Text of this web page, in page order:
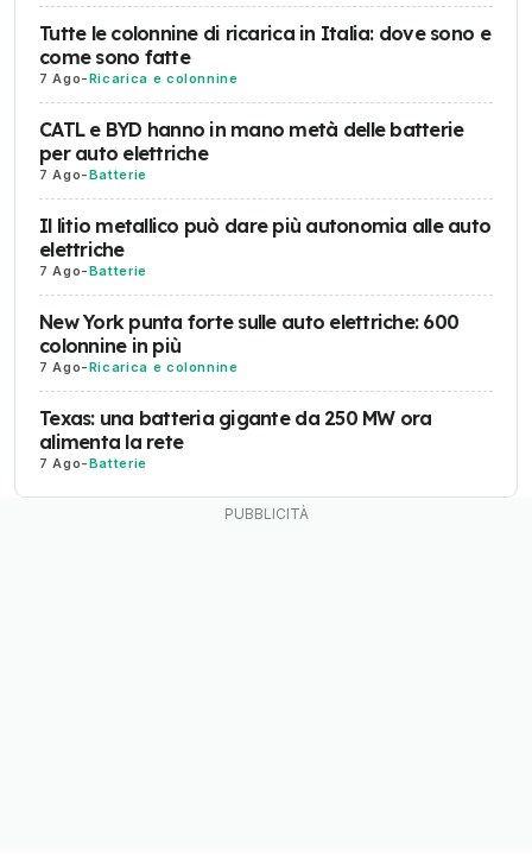
Tutte le colonnine di ricarica in Italia: dove sono e
come sono fatte
7 Ago-Ricarica e colonnine
CATL e BYD hanno in mano metà delle batterie
per auto elettriche
7 Ago-Batterie
Il litio metallico può dare più autonomia alle auto
elettriche
7 Ago-Batterie
New York punta forte sulle auto elettriche: 600
colonnine in più
7 Ago-Ricarica e colonnine
Texas: una batteria gigante da 250 MW ora
alimenta la rete
7 Ago-Batterie